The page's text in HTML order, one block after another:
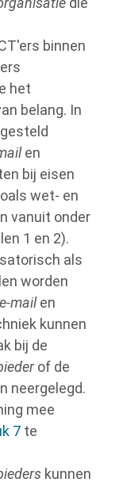
binnen
het
belang. In
en
bij eisen
wet- en
vanuit onder
1 en 2).
als
worden
e-mailen
kunnen
bij de
of de
neergelegd.
mee
7 te
kunnen